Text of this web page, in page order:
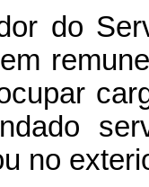
do
no